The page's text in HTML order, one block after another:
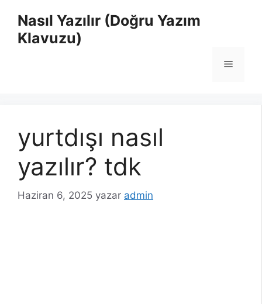
Nasıl Yazılır (Doğru Yazım
Klavuzu)
Menü
yurtdışı nasıl
yazılır? tdk
Haziran 6, 2025 yazar admin